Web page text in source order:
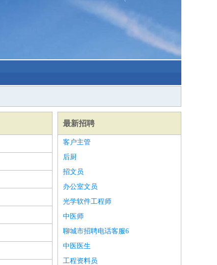
最新招聘
客户主管
后厨
招文员
办公室文员
光学软件工程师
中医师
聊城市招聘电话客服6
中医医生
工程资料员